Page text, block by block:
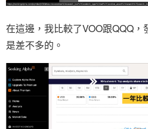
在這邊，我比較了VOO跟QQQ
是差不多的。